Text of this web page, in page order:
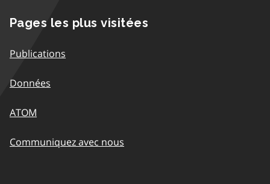
Pages les plus visitées
Publications
Données
ATOM
Communiquez avec nous